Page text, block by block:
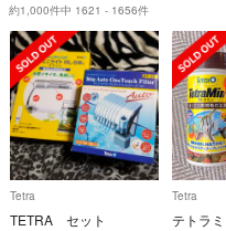
約1,000件中 1621 - 1656件
Tetra
TETRA セット
Tetra